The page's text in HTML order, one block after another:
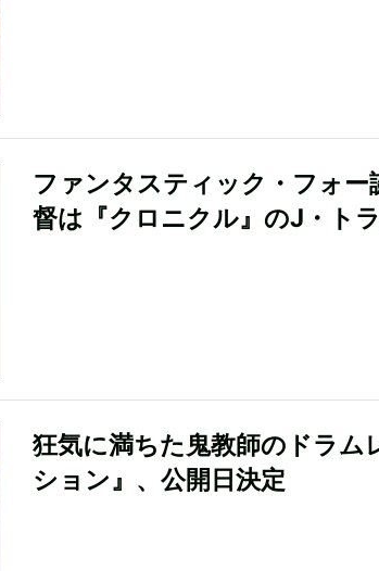
ファンタスティック・フォー
督は『クロニクル』のJ・ト
狂気に満ちた鬼教師のドラム
ション』、公開日決定